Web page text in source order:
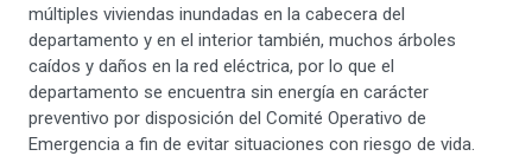
múltiples viviendas inundadas en la cabecera del
departamento y en el interior también, muchos árboles
caídos y daños en la red eléctrica, por lo que el
departamento se encuentra sin energía en carácter
preventivo por disposición del Comité Operativo de
Emergencia a fin de evitar situaciones con riesgo de vida.